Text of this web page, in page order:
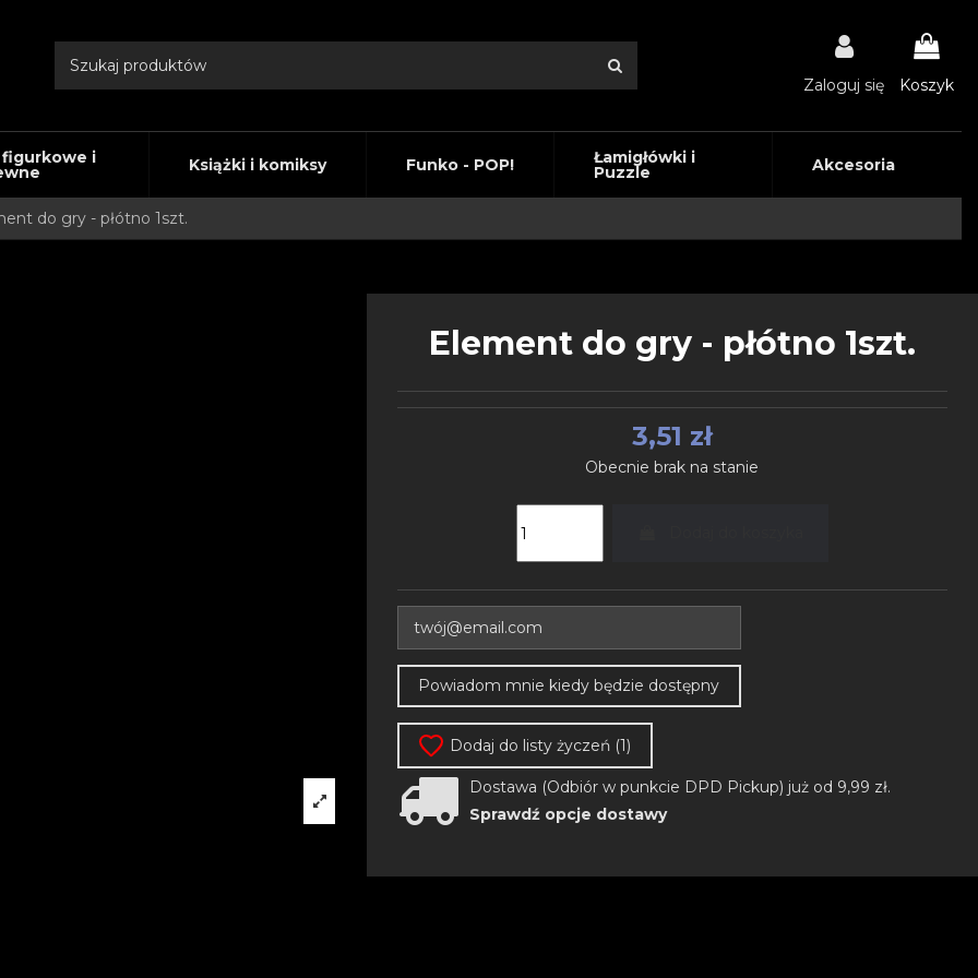
Zaloguj się Koszyk
figurkowe i Książki i komiksy Funko - POP! Łamigłówki i
Puzzle Akcesoria
do gry - płótno 1szt.
Element do gry - płótno 1szt.
3,51 zł
Obecnie brak na stanie
Dodaj do listy życzeń (1)
Dostawa (Odbiór w punkcie DPD Pickup) już od 9,99 zł.
Sprawdź opcje dostawy